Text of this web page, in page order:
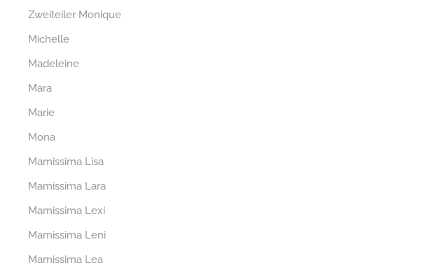
Zweiteiler Monique
Michelle
Madeleine
Mara
Marie
Mona
Mamissima Lisa
Mamissima Lara
Mamissima Lexi
Mamissima Leni
Mamissima Lea